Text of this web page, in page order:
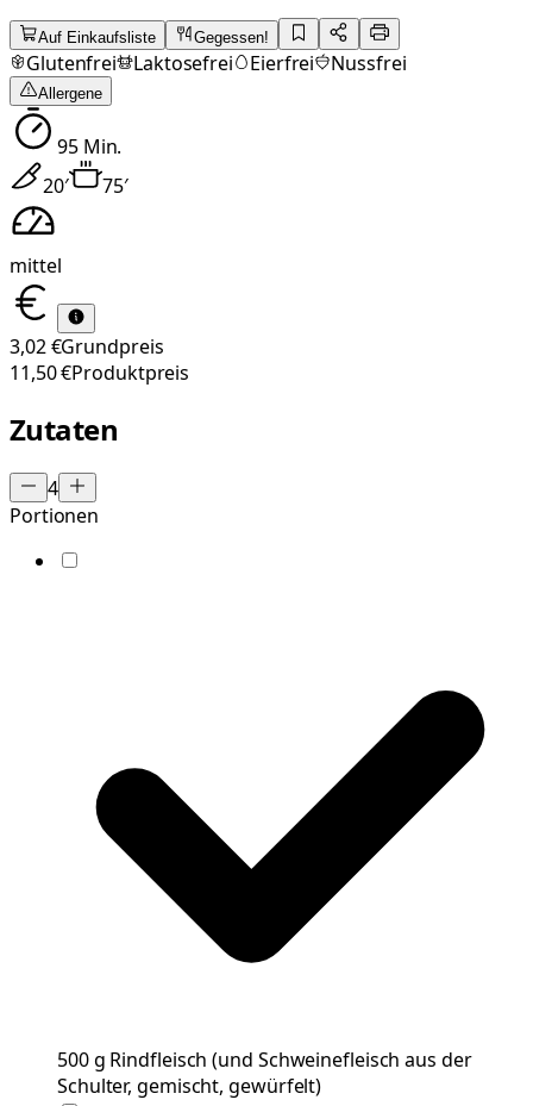
Auf Einkaufsliste Gegessen!
Glutenfrei Laktosefrei Eierfrei Nussfrei
Allergene
95Min.
20′ 75′
mittel
3,02 €Grundpreis
11,50 €Produktpreis
Zutaten
4
Portionen
500g Rindfleisch (und Schweinefleisch aus der
Schulter, gemischt, gewürfelt)